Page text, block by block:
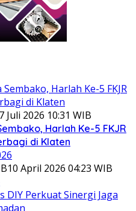
Juli 2026 10:31 WIB
Harlah Ke-5 FKJR
di Klaten
10 April 2026 04:23 WIB